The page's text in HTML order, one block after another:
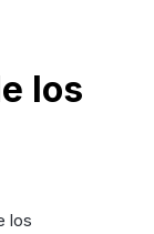
los
los